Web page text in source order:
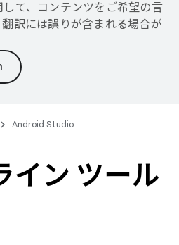
て、コンテンツをご希望の言
訳には誤りが含まれる場合が
Android Studio
イン ツール